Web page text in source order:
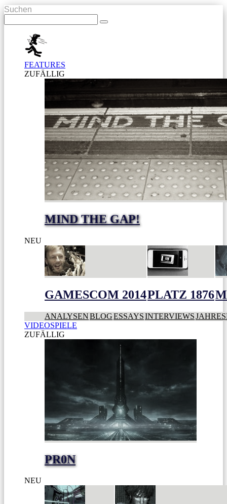
Suchen
FEATURES
ZUFÄLLIG
MIND THE GAP!
NEU
GAMESCOM 2014PLATZ 1876
ANALYSENBLOGESSAYSINTERVIEWS
VIDEOSPIELE
ZUFÄLLIG
PR0N
NEU